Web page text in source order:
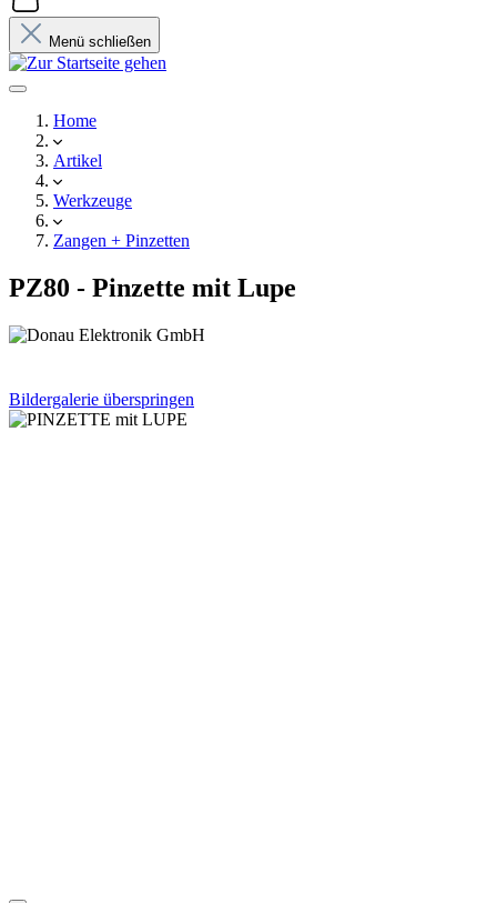
Menü schließen
Home
Artikel
Werkzeuge
Zangen + Pinzetten
PZ80 - Pinzette mit Lupe
Bildergalerie überspringen